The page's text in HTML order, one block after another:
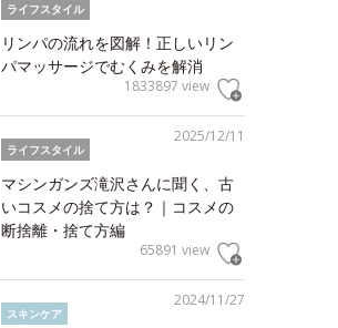
ライフスタイル
リンパの流れを図解！正しいリン
パマッサージでむくみを解消
1833897 view
2025/12/11
ライフスタイル
マシンガンズ滝沢さんに聞く、古
いコスメの捨て方は？｜コスメの
断捨離・捨て方編
65891 view
2024/11/27
スキンケア